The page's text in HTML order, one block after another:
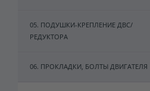
05. ПОДУШКИ-КРЕПЛЕНИЕ ДВС/
РЕДУКТОРА
06. ПРОКЛАДКИ, БОЛТЫ ДВИГАТЕЛЯ